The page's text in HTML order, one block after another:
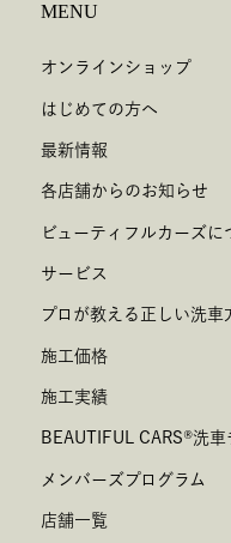
MENU
オンラインショップ
はじめての方へ
最新情報
各店舗からのお知らせ
ビューティフルカーズに
サービス
プロが教える正しい洗車
施工価格
施工実績
BEAUTIFUL CARS®洗車
メンバーズプログラム
店舗一覧